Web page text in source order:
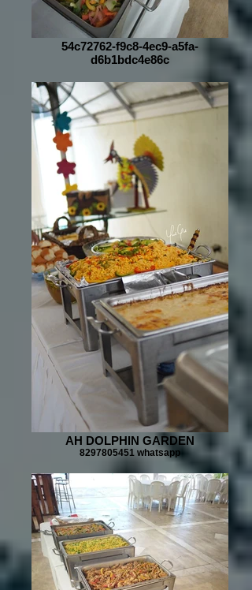
54c72762-f9c8-4ec9-a5fa-
d6b1bdc4e86c
AH DOLPHIN GARDEN
8297805451 whatsapp